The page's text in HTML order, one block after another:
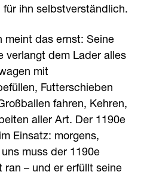
ihn selbstverständlich.
meint das ernst: Seine
verlangt dem Lader alles
mit
Futterschieben
fahren, Kehren,
aller Art. Der 1190e
Einsatz: morgens,
muss der 1190e
ran – und er erfüllt seine